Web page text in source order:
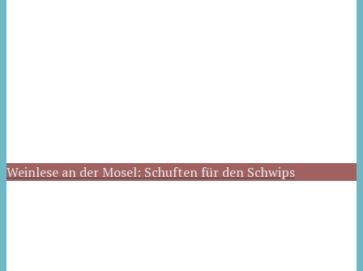
Weinlese an der Mosel: Schuften für den Schwips